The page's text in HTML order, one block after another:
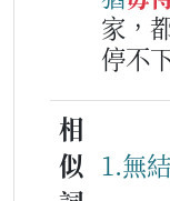
家，
停不
相
似 1.無